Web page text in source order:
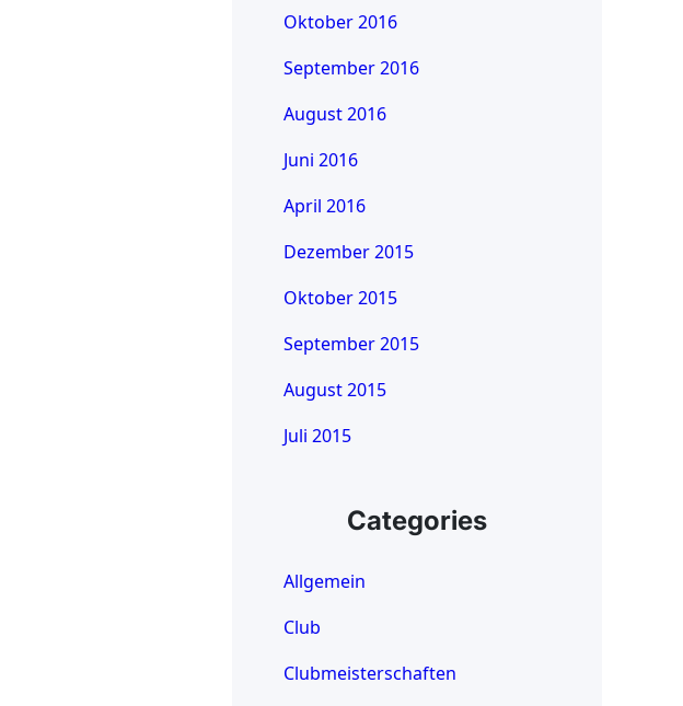
Oktober 2016
September 2016
August 2016
Juni 2016
April 2016
Dezember 2015
Oktober 2015
September 2015
August 2015
Juli 2015
Categories
Allgemein
Club
Clubmeisterschaften